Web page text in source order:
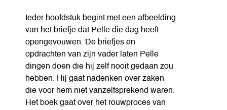
Ieder hoofdstuk begint met een afbeelding
van het briefje dat Pelle die dag heeft
opengevouwen. De briefjes en
opdrachten van zijn vader laten Pelle
dingen doen die hij zelf nooit gedaan zou
hebben. Hij gaat nadenken over zaken
die voor hem niet vanzelfsprekend waren.
Het boek gaat over het rouwproces van